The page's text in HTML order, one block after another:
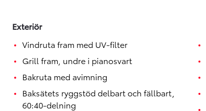
Exteriör
Vindruta fram med UV-filter
Grill fram, undre i pianosvart
Bakruta med avimning
Baksätets ryggstöd delbart och fällbart,
60:40-delning